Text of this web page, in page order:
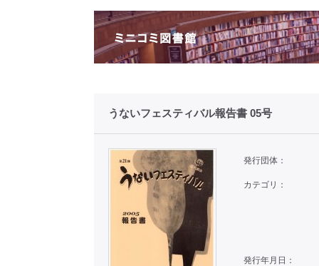
うないフェスティバル報告書 05号
発行団体：
カテゴリ：
発行年月日：